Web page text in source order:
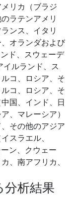
リカ（ブラジ
ラテンアメリ
ンス、イタリ
オランダおよび
ド、スウェーデ
イルランド、ス
コ、ロシア、そ
コ、ロシア、そ
国、インド、日
、マレーシア）
その他のアジア
スラエル、
ン、クウェー
、南アフリカ、
析結果